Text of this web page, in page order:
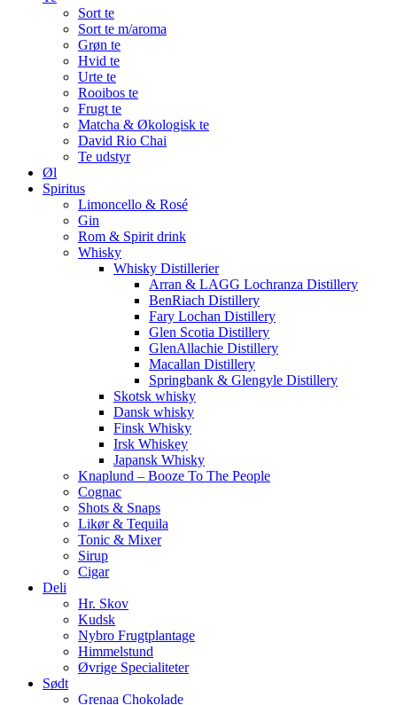
Sort te
Sort te m/aroma
Grøn te
Hvid te
Urte te
Rooibos te
Frugt te
Matcha & Økologisk te
David Rio Chai
Te udstyr
Øl
Spiritus
Limoncello & Rosé
Gin
Rom & Spirit drink
Whisky
Whisky Distillerier
Arran & LAGG Lochranza Distillery
BenRiach Distillery
Fary Lochan Distillery
Glen Scotia Distillery
GlenAllachie Distillery
Macallan Distillery
Springbank & Glengyle Distillery
Skotsk whisky
Dansk whisky
Finsk Whisky
Irsk Whiskey
Japansk Whisky
Knaplund – Booze To The People
Cognac
Shots & Snaps
Likør & Tequila
Tonic & Mixer
Sirup
Cigar
Deli
Hr. Skov
Kudsk
Nybro Frugtplantage
Himmelstund
Øvrige Specialiteter
Sødt
Grenaa Chokolade